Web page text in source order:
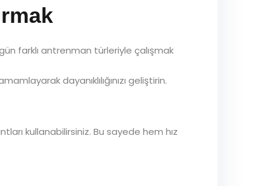
farklı antrenman türleriyle çalışmak
dayanıklılığınızı geliştirin.
kullanabilirsiniz. Bu sayede hem hız